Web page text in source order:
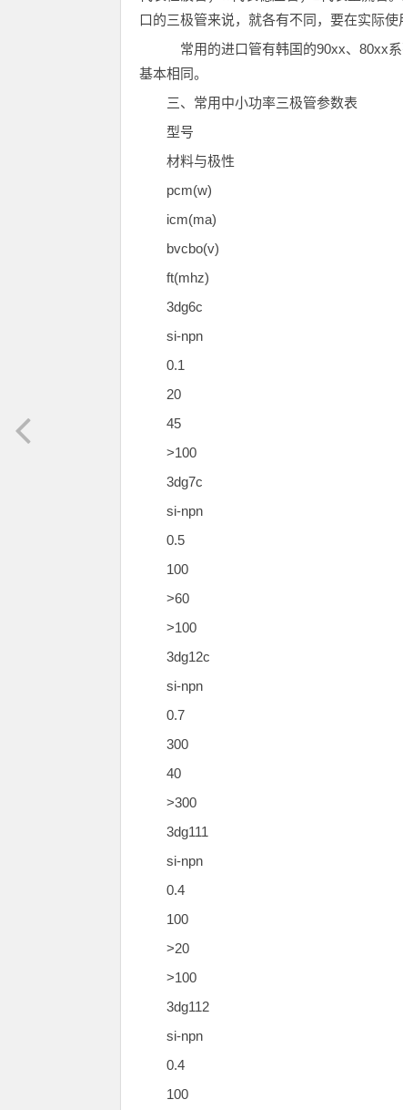
口的三极管来说，就各有不同，要在实际使
常用的进口管有韩国的90xx、80xx
基本相同。
三、常用中小功率三极管参数表
型号
材料与极性
pcm(w)
icm(ma)
bvcbo(v)
ft(mhz)
3dg6c
si-npn
0.1
20
45
>100
3dg7c
si-npn
0.5
100
>60
>100
3dg12c
si-npn
0.7
300
40
>300
3dg111
si-npn
0.4
100
>20
>100
3dg112
si-npn
0.4
100